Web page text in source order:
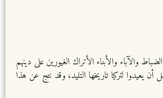
أمام الضباط والآباء والأبناء الأتراك الغيورين على دينهم
لتركيا تاريخها التليد، وقد نتج عن هذا